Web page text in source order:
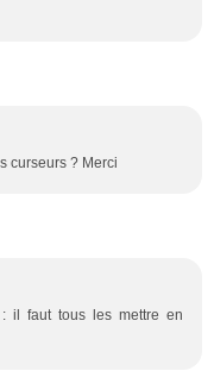
curseurs ? Merci
il faut tous les mettre en